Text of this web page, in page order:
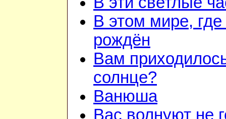
В этом мире,
рождён
Вам
солнце?
Ванюша
Вас волнуют не